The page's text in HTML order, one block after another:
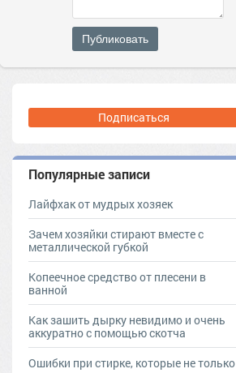
Публиковать
Подписаться
Популярные записи
Лайфхак от мудрых хозяек
Зачем хозяйки стирают вместе с
металлической губкой
Копеечное средство от плесени в
ванной
Как зашить дырку невидимо и очень
аккуратно с помощью скотча
Ошибки при стирке, которые не только